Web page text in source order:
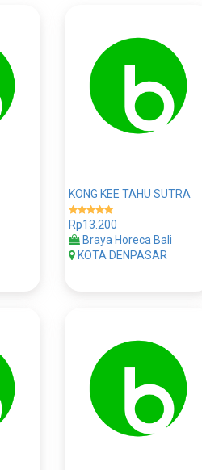
KONG KEE TAHU SUTRA
Rp13.200
Braya Horeca Bali
KOTA DENPASAR